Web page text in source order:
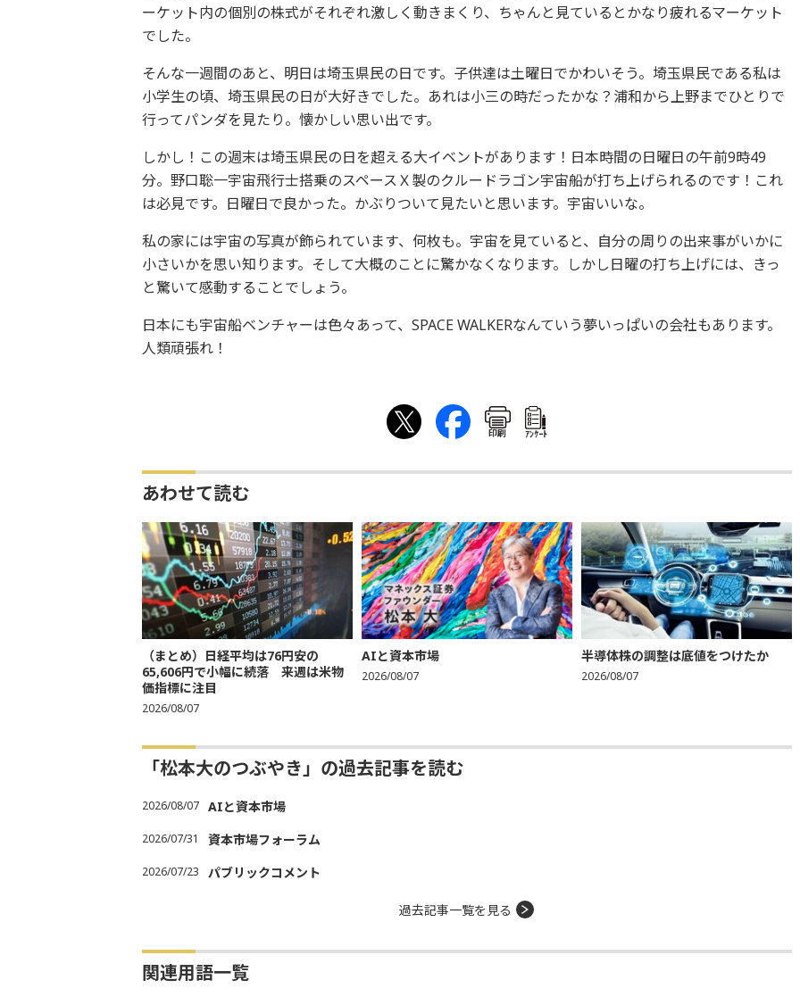
ーケット内の個別の株式がそれぞれ激しく動きまくり、ちゃんと見ているとかなり疲れるマーケット
でした。
そんな一週間のあと、明日は埼玉県民の日です。子供達は土曜日でかわいそう。埼玉県民である私は
小学生の頃、埼玉県民の日が大好きでした。あれは小三の時だったかな？浦和から上野までひとりで
行ってパンダを見たり。懐かしい思い出です。
しかし！この週末は埼玉県民の日を超える大イベントがあります！日本時間の日曜日の午前9時49
分。野口聡一宇宙飛行士搭乗のスペースＸ製のクルードラゴン宇宙船が打ち上げられるのです！これ
は必見です。日曜日で良かった。かぶりついて見たいと思います。宇宙いいな。
私の家には宇宙の写真が飾られています、何枚も。宇宙を見ていると、自分の周りの出来事がいかに
小さいかを思い知ります。そして大概のことに驚かなくなります。しかし日曜の打ち上げには、きっ
と驚いて感動することでしょう。
日本にも宇宙船ベンチャーは色々あって、SPACE WALKERなんていう夢いっぱいの会社もあります。
人類頑張れ！
印刷 ｱﾝｹｰﾄ
あわせて読む
（まとめ）日経平均は76円安の
65,606円で小幅に続落 来週は米物
価指標に注目
2026/08/07
AIと資本市場
2026/08/07
半導体株の調整は底値をつけたか
2026/08/07
「松本大のつぶやき」の過去記事を読む
2026/08/07 AIと資本市場
2026/07/31 資本市場フォーラム
2026/07/23 パブリックコメント
過去記事一覧を見る
関連用語一覧